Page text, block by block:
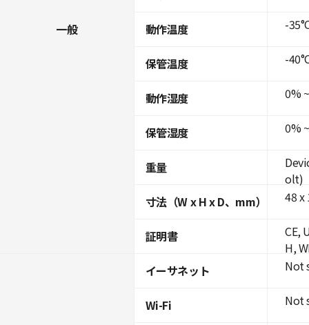
一般 動作温度
保管温度
動作湿度
保管湿度
重量
寸法（W x H x D、mm）
証明書
イーサネット
Wi-Fi
-
-
0%
0%
olt)
48 x
CE,
H,
Not
Not